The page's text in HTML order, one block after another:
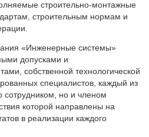
строительно-монтажные
строительным нормам и
«Инженерные системы»
допусками и
собственной технологической
специалистов, каждый из
сотрудником, но и членом
которой направлены на
в реализации каждого